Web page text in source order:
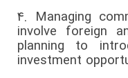
4. Managing
involve foreign
planning to
investment